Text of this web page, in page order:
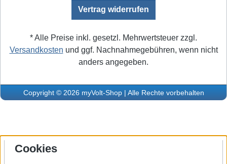
Vertrag widerrufen
* Alle Preise inkl. gesetzl. Mehrwertsteuer zzgl.
Versandkosten und ggf. Nachnahmegebühren, wenn nicht
anders angegeben.
Copyright © 2026 myVolt-Shop | Alle Rechte vorbehalten
Cookies